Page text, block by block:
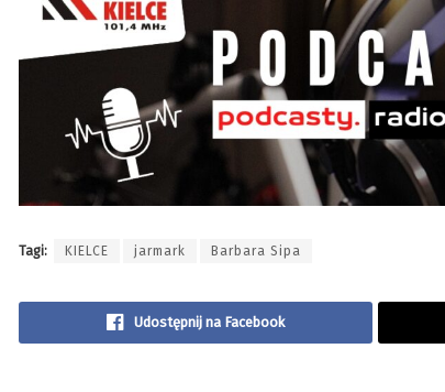
Tagi: KIELCE jarmark Barbara Sipa
Udostępnij na Facebook